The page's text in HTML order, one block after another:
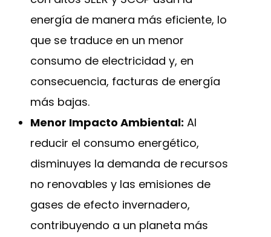
energía de manera más eficiente, lo
que se traduce en un menor
consumo de electricidad y, en
consecuencia, facturas de energía
más bajas.
Menor Impacto Ambiental: Al
reducir el consumo energético,
disminuyes la demanda de recursos
no renovables y las emisiones de
gases de efecto invernadero,
contribuyendo a un planeta más